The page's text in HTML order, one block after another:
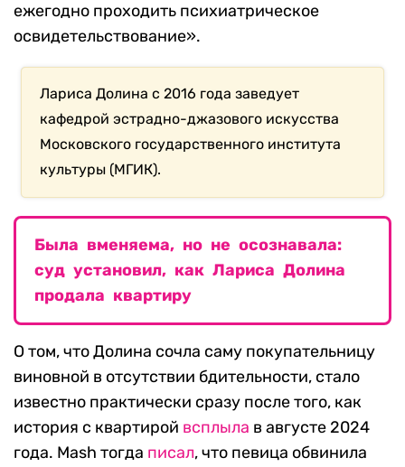
ежегодно проходить психиатрическое
освидетельствование».
Лариса Долина с 2016 года заведует
кафедрой эстрадно-джазового искусства
Московского государственного института
культуры (МГИК).
Была вменяема, но не осознавала:
суд установил, как Лариса Долина
продала квартиру
О том, что Долина сочла саму покупательницу
виновной в отсутствии бдительности, стало
известно практически сразу после того, как
история с квартирой всплыла в августе 2024
года. Mash тогда писал, что певица обвинила